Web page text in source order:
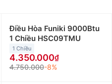
Điều Hòa Funiki 9000Btu
1 Chiều HSC09TMU
1 Chiều
4.350.000
4.750.000-8%